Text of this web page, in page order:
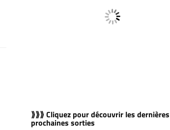
⟫⟫⟫ Cliquez pour découvrir les
prochaines sorties